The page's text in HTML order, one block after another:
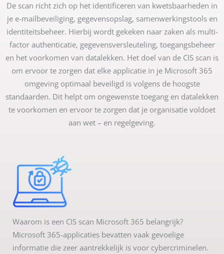
De scan richt zich op het identificeren van kwetsbaarheden in
je e-mailbeveiliging, gegevensopslag, samenwerkingstools en
identiteitsbeheer. Hierbij wordt gekeken naar zaken als multi-
factor authenticatie, gegevensversleuteling, toegangsbeheer
en het voorkomen van datalekken. Het doel van de CIS scan is
om ervoor te zorgen dat elke applicatie in je Microsoft 365
omgeving optimaal beveiligd is volgens de hoogste
standaarden. Dit helpt om ongewenste toegang en datalekken
te voorkomen en ervoor te zorgen dat je organisatie voldoet
aan wet – en regelgeving.
Waarom is een CIS scan Microsoft 365 belangrijk?
Microsoft 365-applicaties bevatten vaak gevoelige
informatie die zeer aantrekkelijk is voor cybercriminelen.